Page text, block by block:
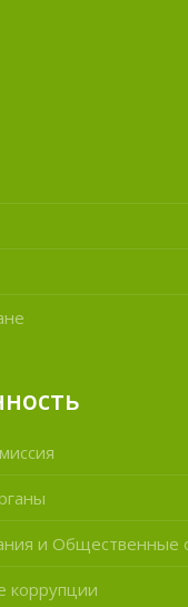
и Общественные
коррупции